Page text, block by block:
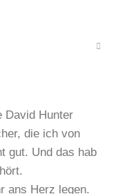
David Hunter
die ich von
gut. Und das hab
ans Herz legen.